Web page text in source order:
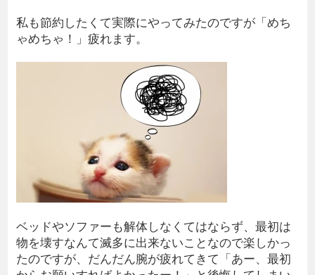
私も節約したくて実際にやってみたのですが「めち
ゃめちゃ！」疲れます。
ベッドやソファーも解体しなくてはならず、最初は
物を壊すなんて滅多に出来ないことなので楽しかっ
たのですが、だんだん腕が疲れてきて「あー、最初